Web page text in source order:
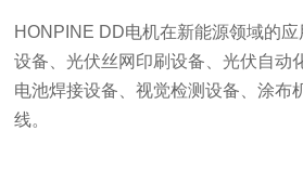
HONPINE DD电机在新能源领域的
设备、光伏丝网印刷设备、光伏自动
电池焊接设备、视觉检测设备、涂布
线。